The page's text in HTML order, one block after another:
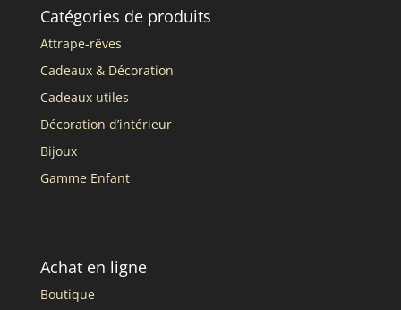
Catégories de produits
Attrape-rêves
Cadeaux & Décoration
Cadeaux utiles
Décoration d’intérieur
Bijoux
Gamme Enfant
Achat en ligne
Boutique